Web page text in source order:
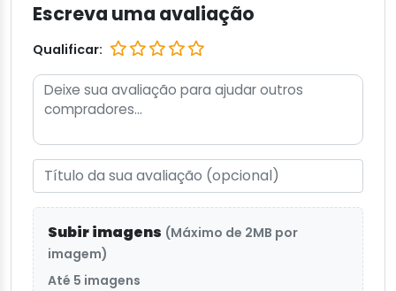
Escreva uma avaliação
Qualificar:
Subir imagens (Máximo de 2MB por
imagem)
Até 5 imagens